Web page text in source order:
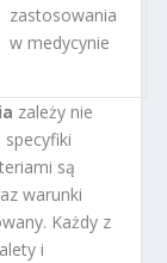
zastosowania
w medycynie
zależy nie
są
warunki
Każdy z
i